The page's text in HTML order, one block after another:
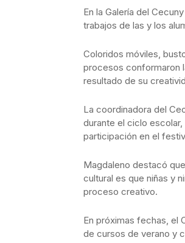
En la Galería del
trabajos de las y los
Coloridos móviles,
procesos conformaron
resultado de su
La coordinadora del
durante el ciclo
participación en el
Magdaleno destacó
cultural es que niñas y
proceso creativo.
En próximas fechas, el
de cursos de verano y